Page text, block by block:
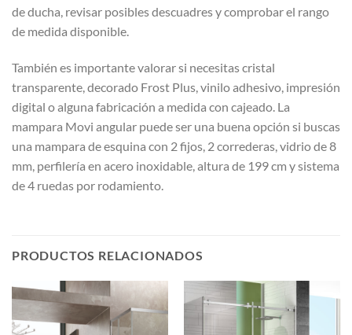
de ducha, revisar posibles descuadres y comprobar el rango
de medida disponible.
También es importante valorar si necesitas cristal
transparente, decorado Frost Plus, vinilo adhesivo, impresión
digital o alguna fabricación a medida con cajeado. La
mampara Movi angular puede ser una buena opción si buscas
una mampara de esquina con 2 fijos, 2 correderas, vidrio de 8
mm, perfilería en acero inoxidable, altura de 199 cm y sistema
de 4 ruedas por rodamiento.
PRODUCTOS RELACIONADOS